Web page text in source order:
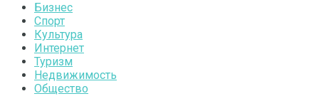
Бизнес
Спорт
Культура
Интернет
Туризм
Недвижимость
Общество